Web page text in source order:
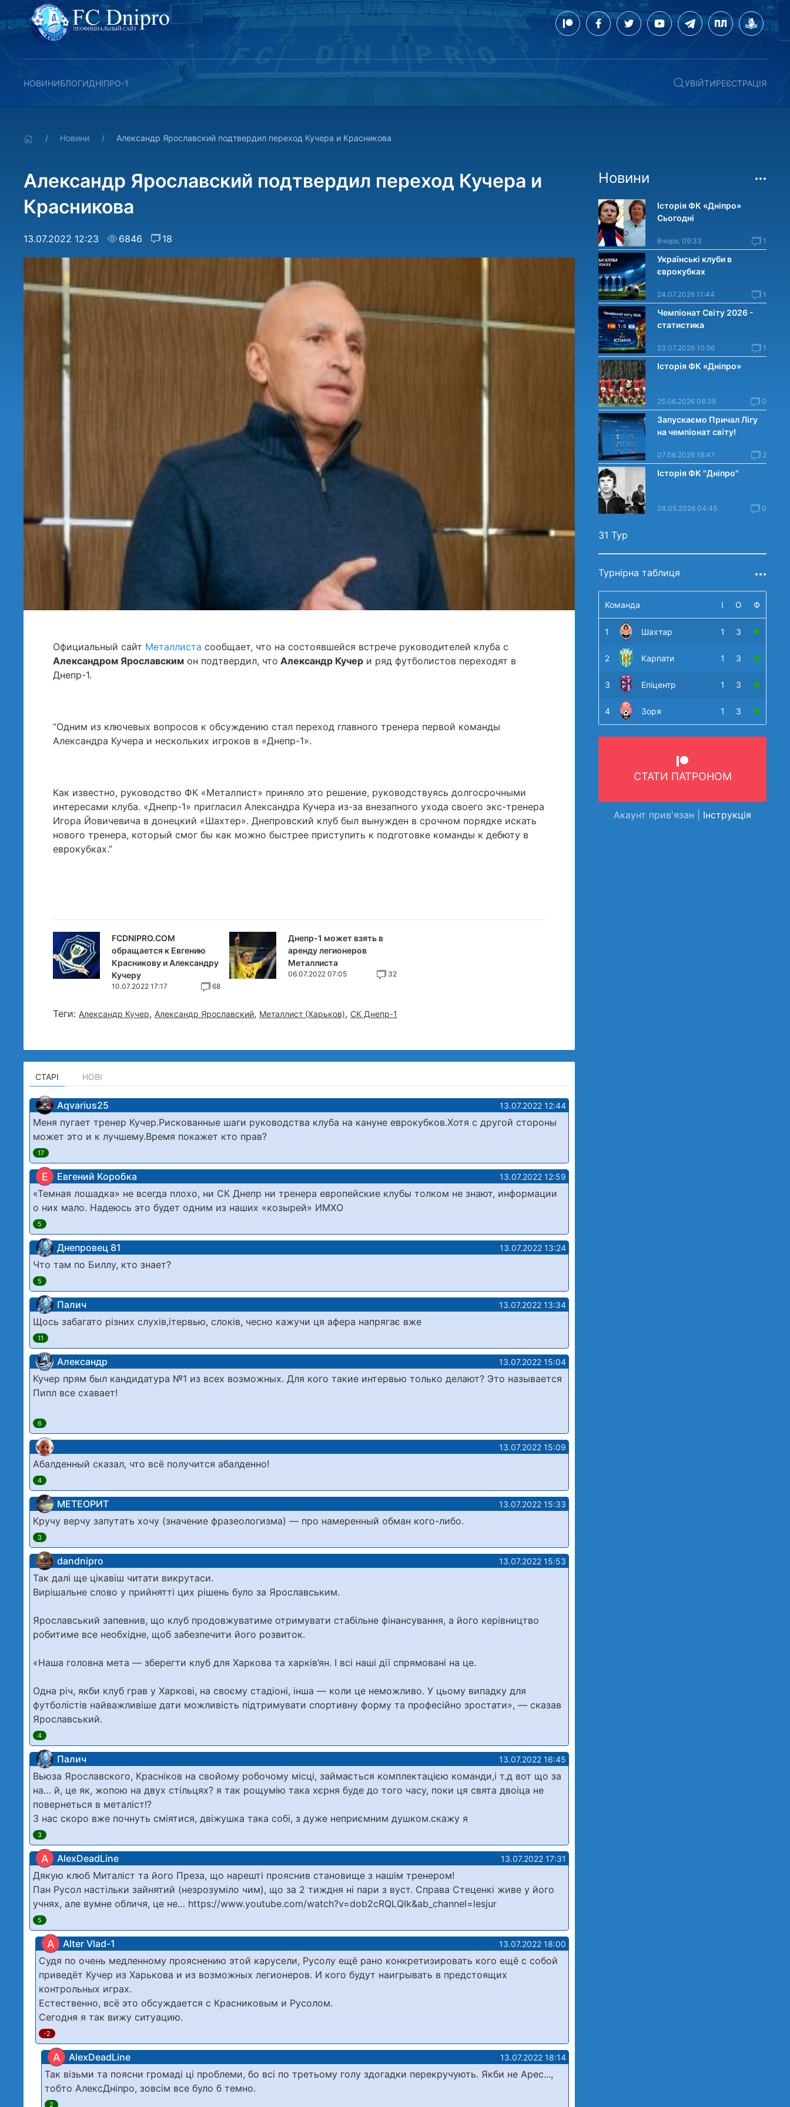
НОВИНИБЛОГИДНІПРО-1 УВІЙТИРЕЄСТРАЦІЯ
Новини Александр Ярославский подтвердил переход Кучера и Красникова
Александр Ярославский подтвердил переход Кучера и
Красникова
13.07.2022 12:23 6846 18
Официальный сайт Металлиста сообщает, что на состоявшейся встрече руководителей клуба с
Александром Ярославским он подтвердил, что Александр Кучер и ряд футболистов переходят в
Днепр-1.
“Одним из ключевых вопросов к обсуждению стал переход главного тренера первой команды
Александра Кучера и нескольких игроков в «Днепр-1».
Как известно, руководство ФК «Металлист» приняло это решение, руководствуясь долгосрочными
интересами клуба. «Днепр-1» пригласил Александра Кучера из-за внезапного ухода своего экс-тренера
Игора Йовичевича в донецкий «Шахтер». Днепровский клуб был вынужден в срочном порядке искать
нового тренера, который смог бы как можно быстрее приступить к подготовке команды к дебюту в
еврокубках.”
FCDNIPRO.COM
обращается к Евгению
Красникову и Александру
Кучеру
10.07.2022 17:17 68
Днепр-1 может взять в
аренду легионеров
Металлиста
06.07.2022 07:05 32
Теги: Александр Кучер, Александр Ярославский, Металлист (Харьков), СК Днепр-1
СТАРІ НОВІ
Aqvarius25 13.07.2022 12:44
Меня пугает тренер Кучер.Рискованные шаги руководства клуба на кануне еврокубков.Хотя с другой стороны
может это и к лучшему.Время покажет кто прав?
17
Е Евгений Коробка 13.07.2022 12:59
«Темная лошадка» не всегда плохо, ни СК Днепр ни тренера европейские клубы толком не знают, информации
о них мало. Надеюсь это будет одним из наших «козырей» ИМХО
5
Днепровец 81 13.07.2022 13:24
Что там по Биллу, кто знает?
5
Палич 13.07.2022 13:34
Щось забагато різних слухів,ітервью, слоків, чесно кажучи ця афера напрягає вже
11
Александр 13.07.2022 15:04
Кучер прям был кандидатура №1 из всех возможных. Для кого такие интервью только делают? Это называется
Пипл все схавает!
6
13.07.2022 15:09
Абалденный сказал, что всё получится абалденно!
4
МЕТЕОРИТ 13.07.2022 15:33
Кручу верчу запутать хочу (значение фразеологизма) — про намеренный обман кого-либо.
3
dandnipro 13.07.2022 15:53
Так далі ще цікавіш читати викрутаси.
Вирішальне слово у прийнятті цих рішень було за Ярославським.
Ярославський запевнив, що клуб продовжуватиме отримувати стабільне фінансування, а його керівництво
робитиме все необхідне, щоб забезпечити його розвиток.
«Наша головна мета — зберегти клуб для Харкова та харків’ян. І всі наші дії спрямовані на це.
Одна річ, якби клуб грав у Харкові, на своєму стадіоні, інша — коли це неможливо. У цьому випадку для
футболістів найважливіше дати можливість підтримувати спортивну форму та професійно зростати», — сказав
Ярославський.
4
Палич 13.07.2022 16:45
Вьюза Ярославского, Красніков на свойому робочому місці, займається комплектацією команди,і т.д вот що за
на… й, це як, жопою на двух стільцях? я так рощумію така хєрня буде до того часу, поки ця свята двоіца не
повернеться в металіст!?
З нас скоро вже почнуть сміятися, двіжушка така собі, з дуже неприємним душком.скажу я
3
A AlexDeadLine 13.07.2022 17:31
Дякую клюб Миталіст та його Преза, що нарешті прояснив становище з нашім тренером!
Пан Русол настільки зайнятий (незрозуміло чим), що за 2 тиждня ні пари з вуст. Справа Стеценкі живе у його
учнях, але вумне обличя, це не… https://www.youtube.com/watch?v=dob2cRQLQIk&ab_channel=lesjur
5
A Alter Vlad-1 13.07.2022 18:00
Судя по очень медленному прояснению этой карусели, Русолу ещё рано конкретизировать кого ещё с собой
приведёт Кучер из Харькова и из возможных легионеров. И кого будут наигрывать в предстоящих
контрольных играх.
Естественно, всё это обсуждается с Красниковым и Русолом.
Сегодня я так вижу ситуацию.
-2
A AlexDeadLine 13.07.2022 18:14
Так візьми та поясни громаді ці проблеми, бо всі по третьому голу здогадки перекручують. Якби не Арес...,
тобто АлексДніпро, зовсім все було б темно.
2
Новини
Історія ФК «Дніпро»
Сьогодні
Вчора, 09:33 1
Українські клуби в
єврокубках
24.07.2026 11:44 1
Чемпіонат Світу 2026 -
статистика
23.07.2026 10:56 1
Історія ФК «Дніпро»
25.06.2026 08:35 0
Запускаємо Причал Лігу
на чемпіонат світу!
07.06.2026 18:47 2
Історія ФК "Дніпро"
24.05.2026 04:45 0
31 Тур
Турнірна таблиця
Команда І О Ф
1 Шахтар 1 3
2 Карпати 1 3
3 Епіцентр 1 3
4 Зоря 1 3
СТАТИ ПАТРОНОМ
Акаунт прив'язан | Інструкція